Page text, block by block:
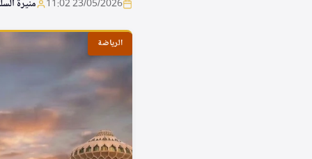
23/05/2026 11:02 منيرة
الرياضة